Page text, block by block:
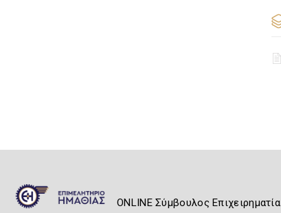
ONLINE Σύμβουλος Επιχειρηματία